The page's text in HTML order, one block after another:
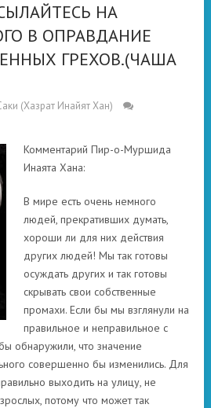
НА
В ОПРАВДАНИЕ
ГРЕХОВ.(ЧАША
(Хазрат Инайят Хан)
Комментарий Пир-о-Муршида
Инаята Хана:
В мире есть очень немного
людей, прекративших думать,
хороши ли для них действия
других людей! Мы так готовы
осуждать других и так готовы
скрывать свои собственные
промахи. Если бы мы взглянули на
правильное и неправильное с
обнаружили, что значение
совершенно бы изменились. Для
выходить на улицу, не
потому что может так